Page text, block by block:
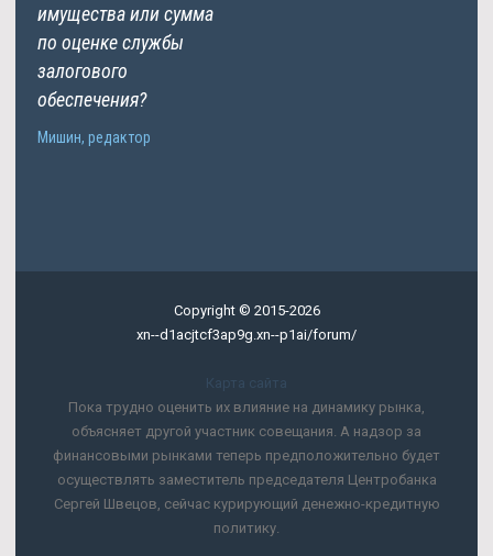
имущества или сумма
по оценке службы
залогового
обеспечения?
Мишин, редактор
Copyright © 2015-2026
xn--d1acjtcf3ap9g.xn--p1ai/forum/
Карта сайта
Пока трудно оценить их влияние на динамику рынка,
объясняет другой участник совещания. А надзор за
финансовыми рынками теперь предположительно будет
осуществлять заместитель председателя Центробанка
Сергей Швецов, сейчас курирующий денежно-кредитную
политику.